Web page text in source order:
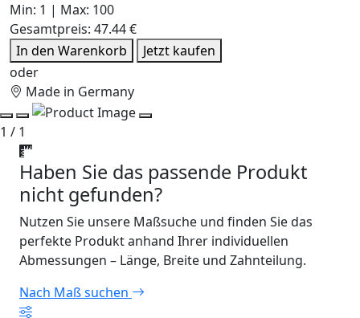
Min: 1 | Max: 100
Gesamtpreis: 47.44 €
In den Warenkorb
Jetzt kaufen
oder
Made in Germany
1 / 1
Haben Sie das passende Produkt
nicht gefunden?
Nutzen Sie unsere Maßsuche und finden Sie das
perfekte Produkt anhand Ihrer individuellen
Abmessungen – Länge, Breite und Zahnteilung.
Nach Maß suchen